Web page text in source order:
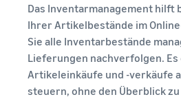
Markenstart bei Amazon
Kanäle
Nutzen Sie FBA-Bestand für
Verkäufe über andere
Kanäle
Verkaufen Sie
App Store
Verkaufspartner
Entdecken Sie von Amazon
zugelassene Software-
Partner zur
Automatisierung und
Einnahmenrechner
Gebühren und Kosten für
ein Produkt berechnen für
E-Commerce-Leitfaden
Herausforderungen, Tipps
und Strategien für
nachhaltigen Erfolg im E-
Commerce
Das Inventarmanagement hilft
Ihrer Artikelbestände im
Sie alle Inventarbestände
Lieferungen nachverfolgen.
Artikeleinkäufe und -verkäufe
steuern, ohne den Überblick